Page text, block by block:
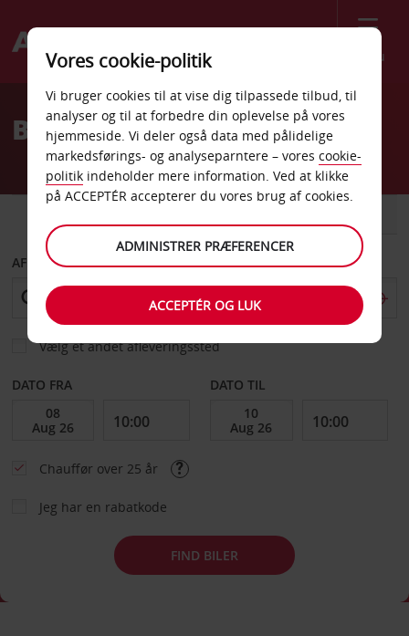
Menu
Welcome
AvisBilleje Südlohn
AFHENT FRA
Vælg et andet afleveringssted
DATO FRA DATO TIL
Chauffør over 25 år
Jeg har en rabatkode
FIND BILER
Vores cookie-politik
Vi bruger cookies til at vise dig tilpassede tilbud, til
analyser og til at forbedre din oplevelse på vores
hjemmeside. Vi deler også data med pålidelige
markedsførings- og analyseparntere – vores cookie-
politik indeholder mere information. Ved at klikke
på ACCEPTÉR accepterer du vores brug af cookies.
ADMINISTRER PRÆFERENCER
ACCEPTÉR OG LUK